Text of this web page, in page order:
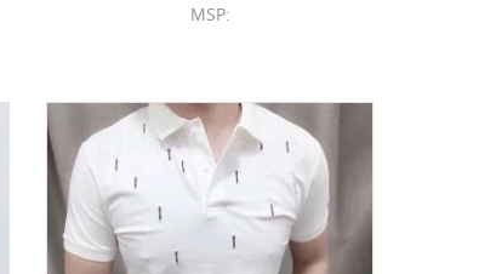
MSP: